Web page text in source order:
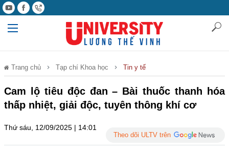
Trang chủ Tạp chí Khoa học Tin y tế
Cam lộ tiêu độc đan – Bài thuốc thanh hóa
thấp nhiệt, giải độc, tuyên thông khí cơ
Thứ sáu, 12/09/2025 | 14:01
Theo dõi ULTV trên